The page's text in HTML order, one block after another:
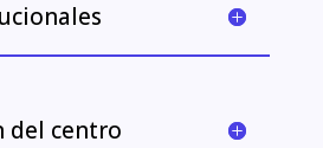
del centro